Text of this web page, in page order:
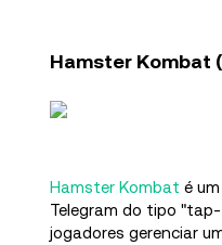
Hamster Kombat
Hamster Kombat é
Telegram do tipo
jogadores gerenciar